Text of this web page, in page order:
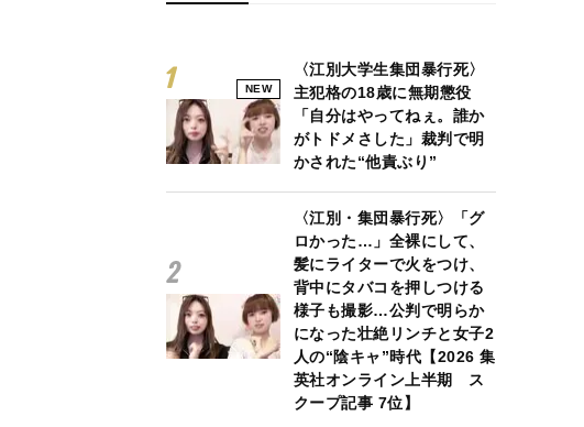
NEW
〈江別大学生集団暴行死〉
主犯格の18歳に無期懲役
「自分はやってねぇ。誰か
がトドメさした」裁判で明
かされた“他責ぶり”
〈江別・集団暴行死〉「グ
ロかった…」全裸にして、
髪にライターで火をつけ、
背中にタバコを押しつける
様子も撮影…公判で明らか
になった壮絶リンチと女子2
人の“陰キャ”時代【2026 集
英社オンライン上半期 ス
クープ記事 7位】